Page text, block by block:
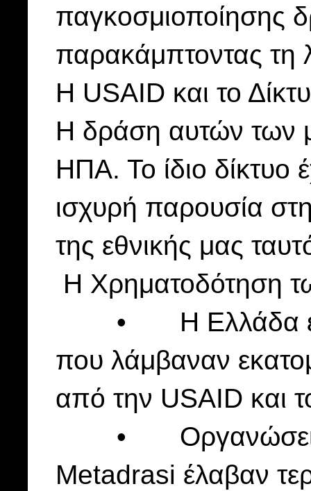
παγκοσμιοποίησης
παρακάμπτοντας τη
Η USAID και το
Η δράση αυτών των
ΗΠΑ. Το ίδιο δίκτυο
ισχυρή παρουσία
της εθνικής μας
Η Χρηματοδότηση
• Η Ελλάδα
που λάμβαναν
από την USAID και
• Οργανώσεις
Metadrasi έλαβαν